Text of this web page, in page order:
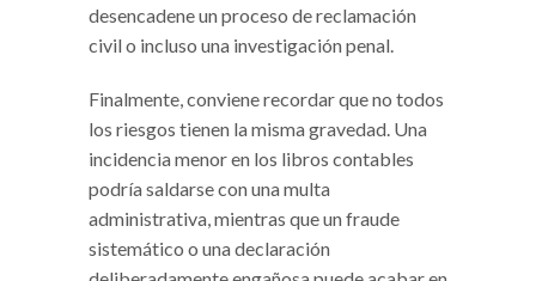
desencadene un proceso de reclamación
civil o incluso una investigación penal.
Finalmente, conviene recordar que no todos
los riesgos tienen la misma gravedad. Una
incidencia menor en los libros contables
podría saldarse con una multa
administrativa, mientras que un fraude
sistemático o una declaración